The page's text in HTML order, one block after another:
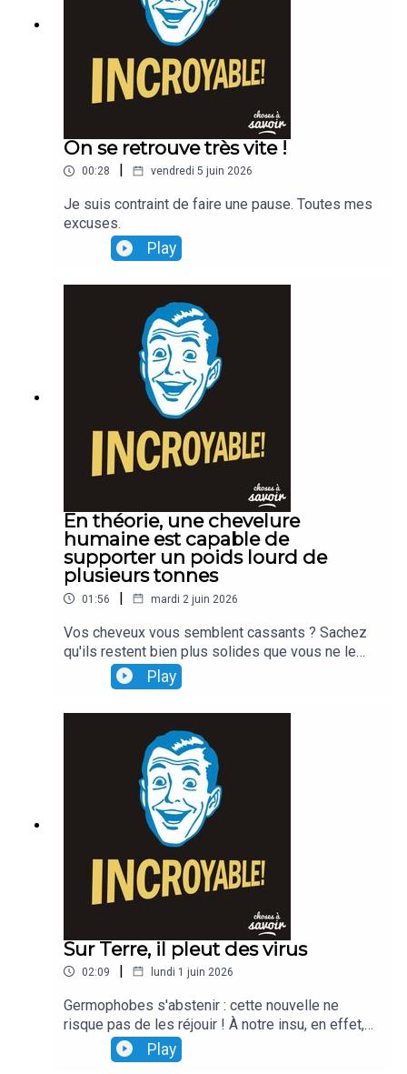
On se retrouve très vite !
00:28 vendredi 5 juin 2026
Je suis contraint de faire une pause. Toutes mes
excuses.
Play
En théorie, une chevelure
humaine est capable de
supporter un poids lourd de
plusieurs tonnes
01:56 | mardi 2 juin 2026
Vos cheveux vous semblent cassants ? Sachez
qu'ils restent bien plus solides que vous ne le
croyez ! La preuve : à eux seuls, ils seraient en
mesure de (sup)porter un poids qui peut
Play
Sur Terre, il pleut des virus
02:09 | lundi 1 juin 2026
Germophobes s'abstenir : cette nouvelle ne
risque pas de les réjouir ! À notre insu, en effet,
chaque jour, ce seraient des millions de bactéries
et de virus qui nous tomberaient sur la tête...
Play